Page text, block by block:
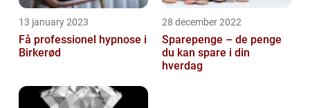
13 january 2023
Få professionel hypnose i
Birkerød
28 december 2022
Sparepenge – de penge
du kan spare i din
hverdag